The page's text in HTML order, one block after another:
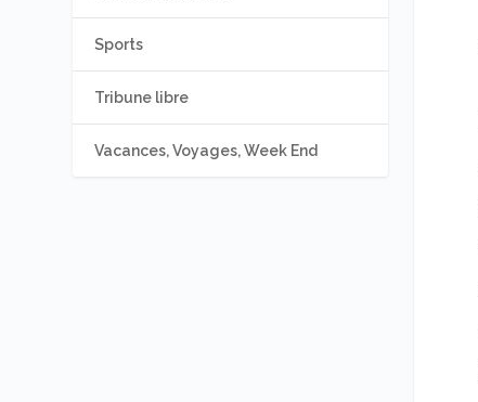
Sports
Tribune libre
Vacances, Voyages, Week End